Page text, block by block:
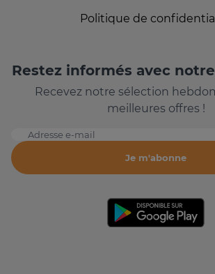
Politique de
Restez informés avec
Recevez notre sélection
meilleures offres !
Adresse e-mail
Je m'abonne